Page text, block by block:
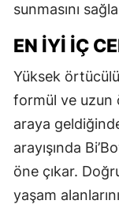
sunmasını
EN İYI İÇ
Yüksek
formül ve uzun
araya
arayışında
öne çıkar.
yaşam